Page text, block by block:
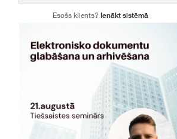
Esošs klients? Ienākt sistēmā